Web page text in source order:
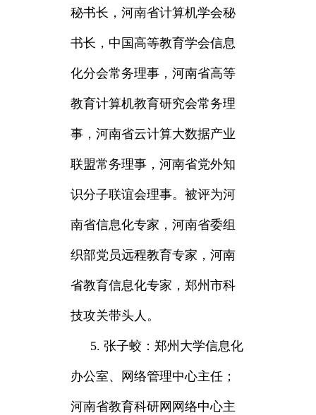
秘书长，河南省计算机学会秘
书长，中国高等教育学会信息
化分会常务理事，河南省高等
教育计算机教育研究会常务理
事，河南省云计算大数据产业
联盟常务理事，河南省党外知
识分子联谊会理事。被评为河
南省信息化专家，河南省委组
织部党员远程教育专家，河南
省教育信息化专家，郑州市科
技攻关带头人。
5. 张子蛟：郑州大学信息化
办公室、网络管理中心主任；
河南省教育科研网网络中心主